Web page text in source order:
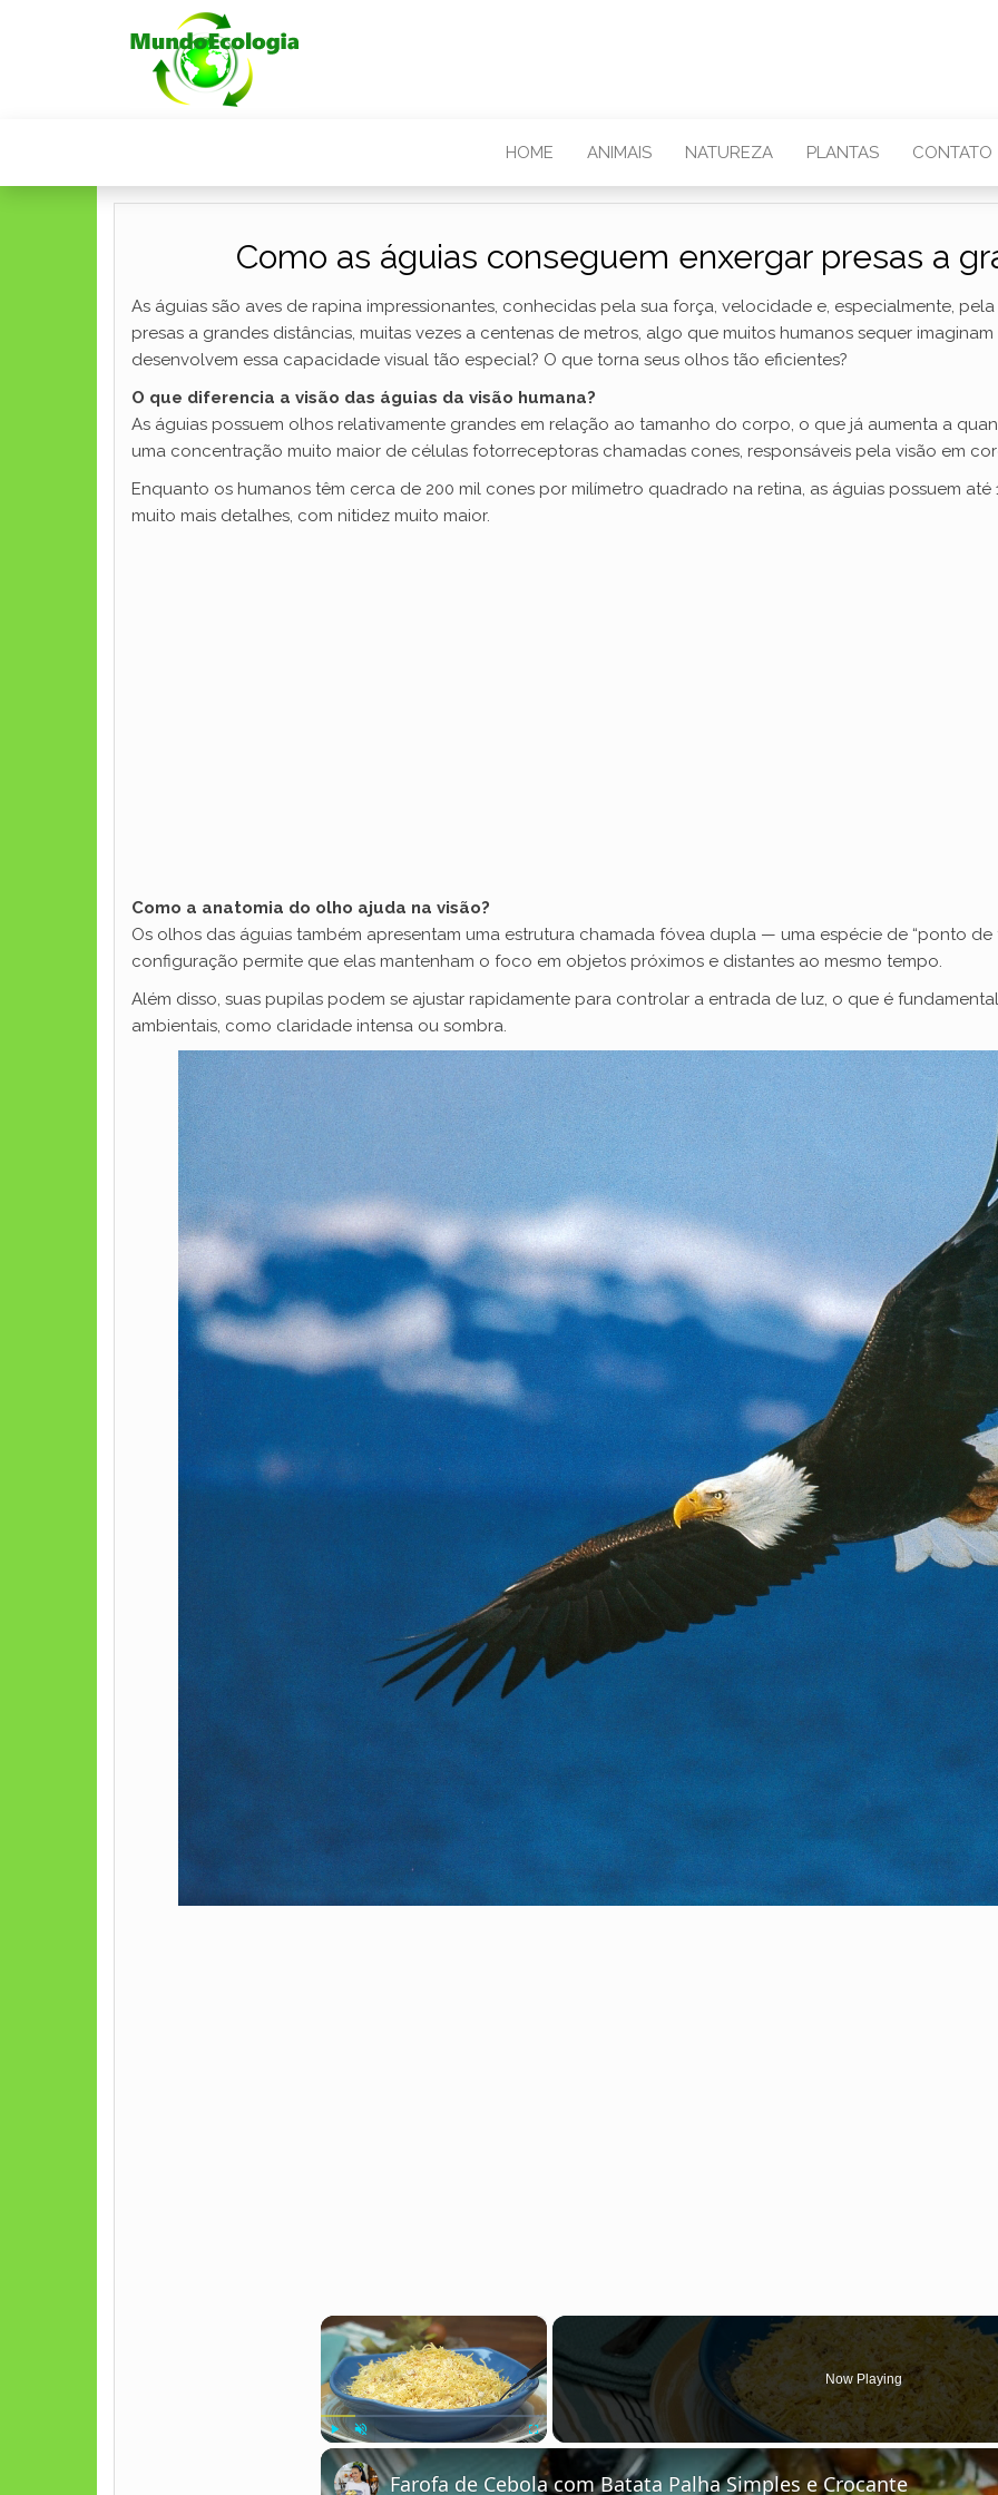
HOME ANIMAIS NATUREZA PLANTAS CONTATO
Como as águias conseguem enxergar presas a
As águias são aves de rapina impressionantes, conhecidas pela sua força, velocidade e, especialmente,
presas a grandes distâncias, muitas vezes a centenas de metros, algo que muitos humanos sequer
desenvolvem essa capacidade visual tão especial? O que torna seus olhos tão eficientes?
O que diferencia a visão das águias da visão humana?
As águias possuem olhos relativamente grandes em relação ao tamanho do corpo, o que já aumenta a
uma concentração muito maior de células fotorreceptoras chamadas cones, responsáveis pela visão em
Enquanto os humanos têm cerca de 200 mil cones por milímetro quadrado na retina, as águias possuem até
muito mais detalhes, com nitidez muito maior.
Como a anatomia do olho ajuda na visão?
Os olhos das águias também apresentam uma estrutura chamada fóvea dupla — uma espécie de “ponto de
configuração permite que elas mantenham o foco em objetos próximos e distantes ao mesmo tempo.
Além disso, suas pupilas podem se ajustar rapidamente para controlar a entrada de luz, o que é
ambientais, como claridade intensa ou sombra.
×
Play Unmute Fullscreen
Now Playing
Farofa de Cebola com Batata Palha Simples e Crocante